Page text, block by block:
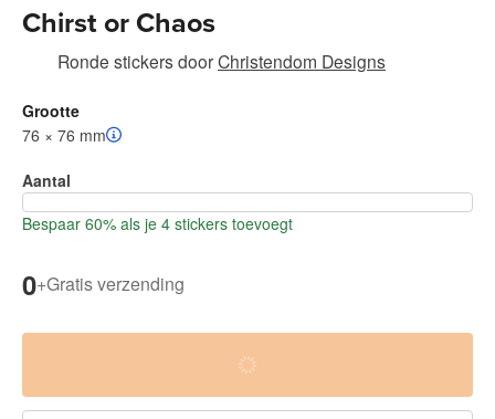
Chirst or Chaos
Ronde stickersdoorChristendom Designs
Grootte
76 × 76 mm
Aantal
Bespaar 60% als je 4 stickers toevoegt
0+Gratis verzending